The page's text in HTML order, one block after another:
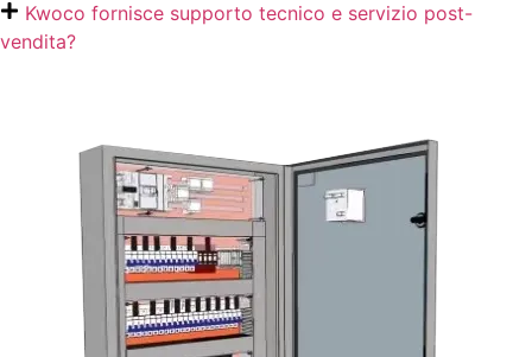
Kwoco fornisce supporto tecnico e servizio post-
vendita?